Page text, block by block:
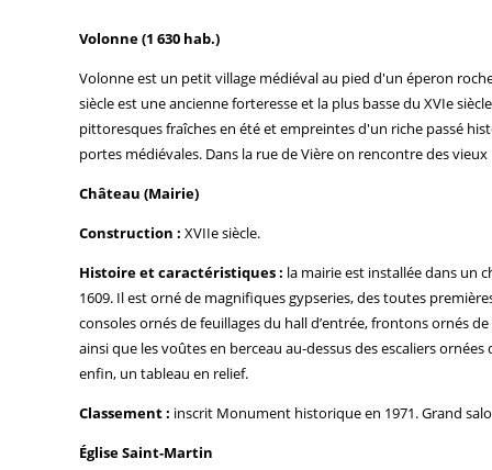
Volonne (1 630 hab.)
Volonne est un petit village médiéval au pied d'un éperon
siècle est une ancienne forteresse et la plus basse du XVIe
pittoresques fraîches en été et empreintes d'un riche passé
portes médiévales. Dans la rue de Vière on rencontre des
Château (Mairie)
Construction : XVIIe siècle.
Histoire et caractéristiques : la mairie est installée dans un
1609. Il est orné de magnifiques gypseries, des toutes
consoles ornés de feuillages du hall d’entrée, frontons ornés
ainsi que les voûtes en berceau au-dessus des escaliers
enfin, un tableau en relief.
Classement : inscrit Monument historique en 1971. Grand
Église Saint-Martin